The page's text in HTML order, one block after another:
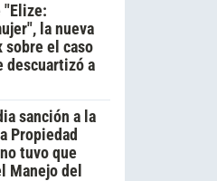
"Elize:
la nueva
el caso
descuartizó a
sanción a la
Propiedad
tuvo que
Manejo del